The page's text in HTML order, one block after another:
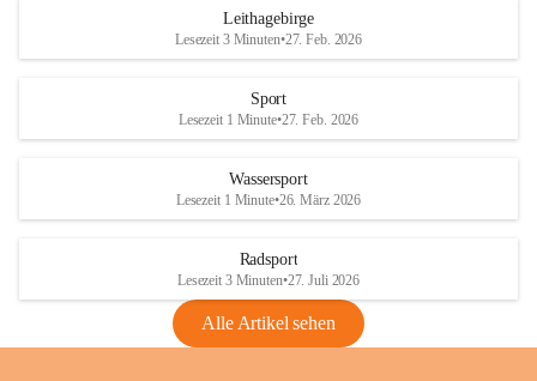
Maßnahmen zur Bekämpfung
Rebe und der Amerikanischen
Anhang VBl. EU Nr. 18
1 Seite•1,4 MB
VBl. EU Nr. 18_2026
Leithagebirge
Lesezeit 3 Minuten•27. Feb. 2026
Sport
Lesezeit 1 Minute•27. Feb. 2026
Wassersport
Lesezeit 1 Minute•26. März 2026
Radsport
Lesezeit 3 Minuten•27. Juli 2026
Alle Artikel sehen